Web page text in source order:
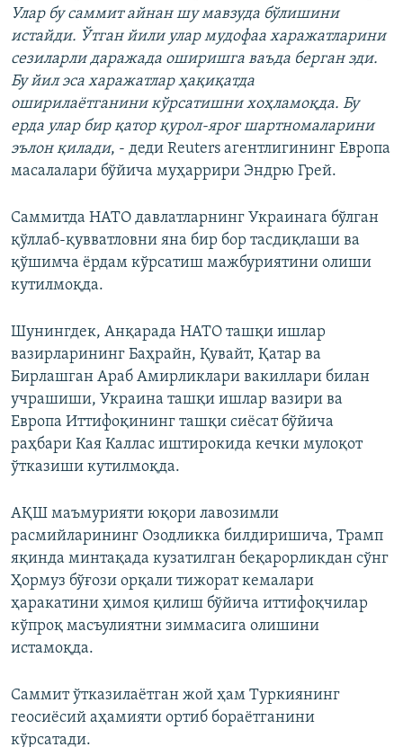
Улар бу саммит айнан шу мавзуда бўлишини
истайди. Ўтган йили улар мудофаа харажатларини
сезиларли даражада оширишга ваъда берган эди.
Бу йил эса харажатлар ҳақиқатда
оширилаётганини кўрсатишни хоҳламоқда. Бу
ерда улар бир қатор қурол-яроғ шартномаларини
эълон қилади, - деди Reuters агентлигининг Европа
масалалари бўйича муҳаррири Эндрю Грей.
Саммитда НАТО давлатларнинг Украинага бўлган
қўллаб-қувватловни яна бир бор тасдиқлаши ва
қўшимча ёрдам кўрсатиш мажбуриятини олиши
кутилмоқда.
Шунингдек, Анқарада НАТО ташқи ишлар
вазирларининг Баҳрайн, Қувайт, Қатар ва
Бирлашган Араб Амирликлари вакиллари билан
учрашиши, Украина ташқи ишлар вазири ва
Европа Иттифоқининг ташқи сиёсат бўйича
раҳбари Кая Каллас иштирокида кечки мулоқот
ўтказиши кутилмоқда.
АҚШ маъмурияти юқори лавозимли
расмийларининг Озодликка билдиришича, Трамп
яқинда минтақада кузатилган беқарорликдан сўнг
Ҳормуз бўғози орқали тижорат кемалари
ҳаракатини ҳимоя қилиш бўйича иттифоқчилар
кўпроқ масъулиятни зиммасига олишини
истамоқда.
Саммит ўтказилаётган жой ҳам Туркиянинг
геосиёсий аҳамияти ортиб бораётганини
кўрсатади.